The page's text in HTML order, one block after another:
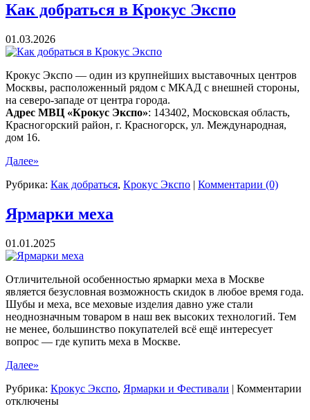
Как добраться в Крокус Экспо
01.03.2026
Крокус Экспо — один из крупнейших выставочных центров
Москвы, расположенный рядом с МКАД с внешней стороны,
на северо-западе от центра города.
Адрес МВЦ «Крокус Экспо»: 143402, Московская область,
Красногорский район, г. Красногорск, ул. Международная,
дом 16.
Далее»
Рубрика: Как добраться, Крокус Экспо | Комментарии (0)
Ярмарки меха
01.01.2025
Отличительной особенностью ярмарки меха в Москве
является безусловная возможность скидок в любое время года.
Шубы и меха, все меховые изделия давно уже стали
неоднозначным товаром в наш век высоких технологий. Тем
не менее, большинство покупателей всё ещё интересует
вопрос — где купить меха в Москве.
Далее»
Рубрика: Крокус Экспо, Ярмарки и Фестивали | Комментарии
отключены